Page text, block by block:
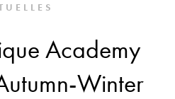
Academy
Winter